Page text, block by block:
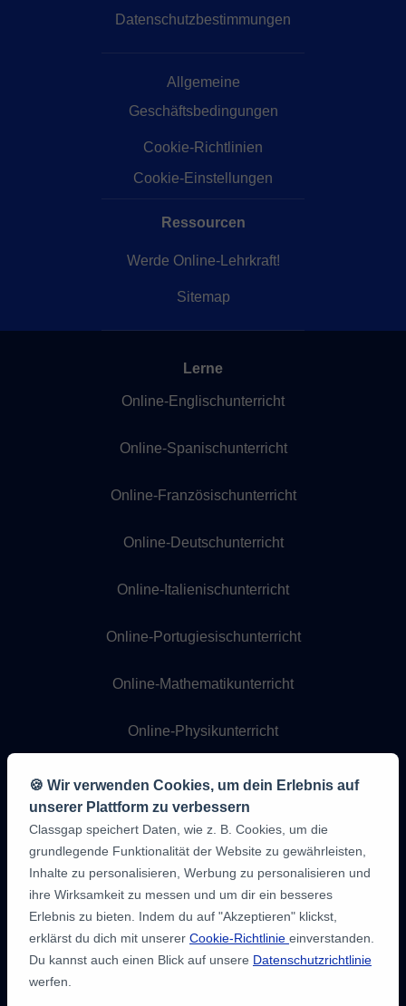
Datenschutzbestimmungen
Allgemeine
Geschäftsbedingungen
Cookie-Richtlinien
Cookie-Einstellungen
Ressourcen
Werde Online-Lehrkraft!
Sitemap
Lerne
Online-Englischunterricht
Online-Spanischunterricht
Online-Französischunterricht
Online-Deutschunterricht
Online-Italienischunterricht
Online-Portugiesischunterricht
Online-Mathematikunterricht
Online-Physikunterricht
Online-Chemieunterricht
Online-Programmierunterricht
🍪 Wir verwenden Cookies, um dein Erlebnis auf
unserer Plattform zu verbessern
Classgap speichert Daten, wie z. B. Cookies, um die
grundlegende Funktionalität der Website zu gewährleisten,
Inhalte zu personalisieren, Werbung zu personalisieren und
ihre Wirksamkeit zu messen und um dir ein besseres
Erlebnis zu bieten. Indem du auf "Akzeptieren" klickst,
erklärst du dich mit unserer Cookie-Richtlinie einverstanden.
Du kannst auch einen Blick auf unsere Datenschutzrichtlinie
werfen.